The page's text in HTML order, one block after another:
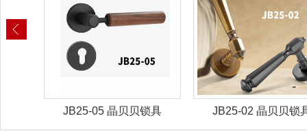
JB25-05 晶贝贝锁具 JB25-02 晶贝贝锁